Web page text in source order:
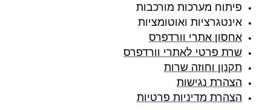
פיתוח מערכות מורכבות
אינטגרציות ואוטומציות
אחסון אתרי וורדפרס
שרת פרטי לאתרי וורדפרס
תקנון וחוזה שרות
הצהרת נגישות
הצהרת מדיניות פרטיות